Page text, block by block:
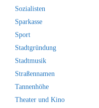
Sozialisten
Sparkasse
Sport
Stadtgründung
Stadtmusik
Straßennamen
Tannenhöhe
Theater und Kino